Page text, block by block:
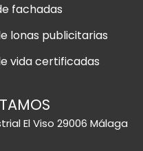
fachadas
lonas publicitarias
vida certificadas
El Viso 29006 Málaga